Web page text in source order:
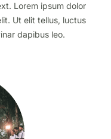
Lorem ipsum dolor
Ut elit tellus, luctus
dapibus leo.